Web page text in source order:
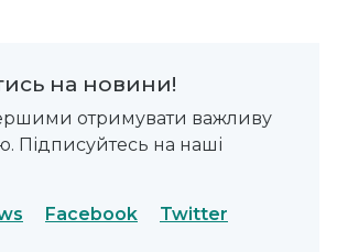
на новини!
отримувати важливу
Підписуйтесь на наші
Facebook Twitter